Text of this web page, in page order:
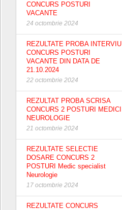
CONCURS POSTURI
VACANTE
24 octombrie 2024
REZULTATE PROBA INTERVIU
CONCURS POSTURI
VACANTE DIN DATA DE
21.10.2024
22 octombrie 2024
REZULTAT PROBA SCRISA
CONCURS 2 POSTURI MEDICI
NEUROLOGIE
21 octombrie 2024
REZULTATE SELECTIE
DOSARE CONCURS 2
POSTURI Medic specialist
Neurologie
17 octombrie 2024
REZULTATE CONCURS